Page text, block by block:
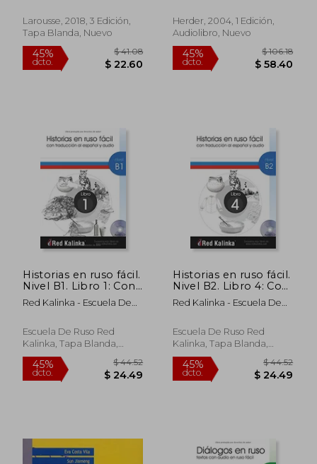
Larousse, 2018, 3 Edición,
Tapa Blanda, Nuevo
45%
$ 22.60
Herder, 2004, 1 Edición,
Audiolibro, Nuevo
45%
Historias en ruso fácil.
Nivel B1. Libro 1: Con
traducción al español
y audio
Red Kalinka - Escuela De
Escuela De Ruso Red
Kalinka, Tapa Blanda,
Nuevo
Historias en ruso fácil.
Nivel B2. Libro 4: Con
traducción al español
y audio
Red Kalinka - Escuela De
Escuela De Ruso Red
Kalinka, Tapa Blanda,
Nuevo